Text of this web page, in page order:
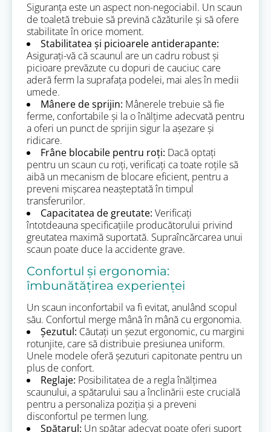
Siguranța este un aspect non-negociabil. Un scaun
de toaletă trebuie să prevină căzăturile și să ofere
stabilitate în orice moment.
Stabilitatea și picioarele antiderapante:
Asigurați-vă că scaunul are un cadru robust și
picioare prevăzute cu dopuri de cauciuc care
aderă ferm la suprafața podelei, mai ales în medii
umede.
Mânere de sprijin: Mânerele trebuie să fie
ferme, confortabile și la o înălțime adecvată pentru
a oferi un punct de sprijin sigur la așezare și
ridicare.
Frâne blocabile pentru roți: Dacă optați
pentru un scaun cu roți, verificați ca toate roțile să
aibă un mecanism de blocare eficient, pentru a
preveni mișcarea neașteptată în timpul
transferurilor.
Capacitatea de greutate: Verificați
întotdeauna specificațiile producătorului privind
greutatea maximă suportată. Supraîncărcarea unui
scaun poate duce la accidente grave.
Confortul și ergonomia:
îmbunătățirea experienței
Un scaun inconfortabil va fi evitat, anulând scopul
său. Confortul merge mână în mână cu ergonomia.
Șezutul: Căutați un șezut ergonomic, cu margini
rotunjite, care să distribuie presiunea uniform.
Unele modele oferă șezuturi capitonate pentru un
plus de confort.
Reglaje: Posibilitatea de a regla înălțimea
scaunului, a spătarului sau a înclinării este crucială
pentru a personaliza poziția și a preveni
disconfortul pe termen lung.
Spătarul: Un spătar adecvat poate oferi suport